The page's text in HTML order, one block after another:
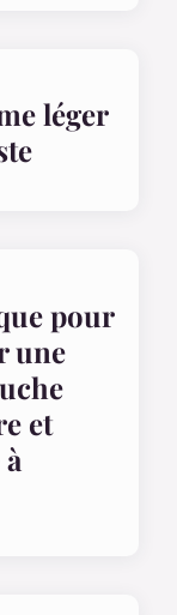
léger
pour
une
et